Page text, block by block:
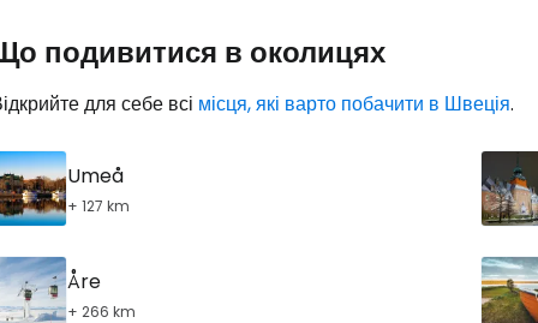
подивитися в околицях
для себе всі місця, які варто побачити в Швеція.
Umeå
+ 127 km
Åre
+ 266 km